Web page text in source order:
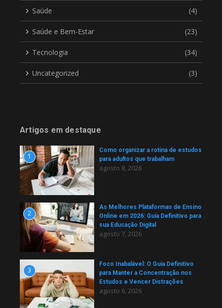
Saúde (4)
Saúde e Bem-Estar (23)
Tecnologia (34)
Uncategorized (3)
Artigos em destaque
1
Como organizar a rotina de estudos
para adultos que trabalham
agosto 8, 2026
2
As Melhores Plataformas de Ensino
Online em 2026: Guia Definitivo para
sua Educação Digital
agosto 7, 2026
3
Foco Inabalável: O Guia Definitivo
para Manter a Concentração nos
Estudos e Vencer Distrações
agosto 6, 2026